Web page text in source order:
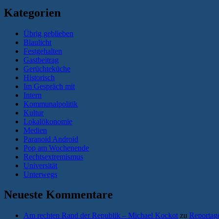
Kategorien
Übrig geblieben
Blaulicht
Festgehalten
Gastbeitrag
Gerüchteküche
Historisch
Im Gespräch mit
Intern
Kommunalpolitik
Kultur
Lokalökonomie
Medien
Paranoid Android
Pop am Wochenende
Rechtsextremismus
Universität
Unterwegs
Neueste Kommentare
Am rechten Rand der Republik – Michael Kockot zu